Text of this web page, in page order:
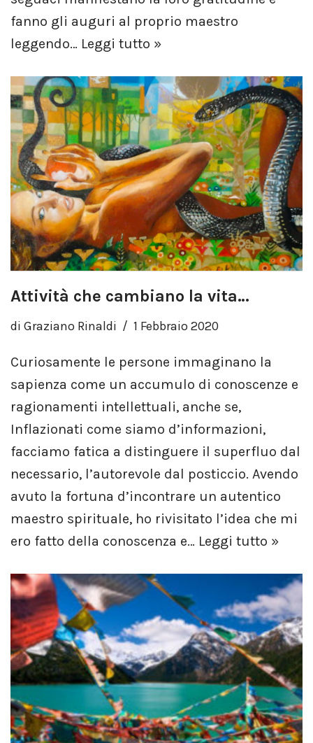
fanno gli auguri al proprio maestro
leggendo… Leggi tutto »
Attività che cambiano la vita…
di Graziano Rinaldi 1 Febbraio 2020
Curiosamente le persone immaginano la
sapienza come un accumulo di conoscenze e
ragionamenti intellettuali, anche se,
Inflazionati come siamo d’informazioni,
facciamo fatica a distinguere il superfluo dal
necessario, l’autorevole dal posticcio. Avendo
avuto la fortuna d’incontrare un autentico
maestro spirituale, ho rivisitato l’idea che mi
ero fatto della conoscenza e… Leggi tutto »